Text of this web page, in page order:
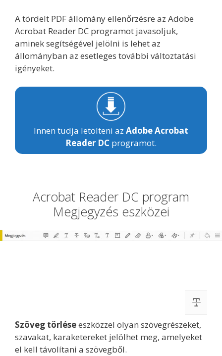
A tördelt PDF állomány ellenőrzésre az Adobe
Acrobat Reader DC programot javasoljuk,
aminek segítségével jelölni is lehet az
állományban az esetleges további változtatási
igényeket.
Innen tudja letölteni az Adobe Acrobat
Reader DC programot.
Acrobat Reader DC program
Megjegyzés eszközei
Szöveg törléseeszközzel olyan szövegrészeket,
szavakat, karaketereket jelölhet meg, amelyeket
el kell távolítani a szövegből.